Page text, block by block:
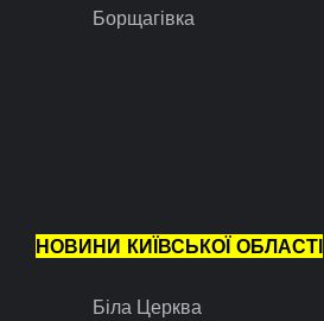
Борщагівка
НОВИНИ КИЇВСЬКОЇ ОБЛАСТІ
Біла Церква